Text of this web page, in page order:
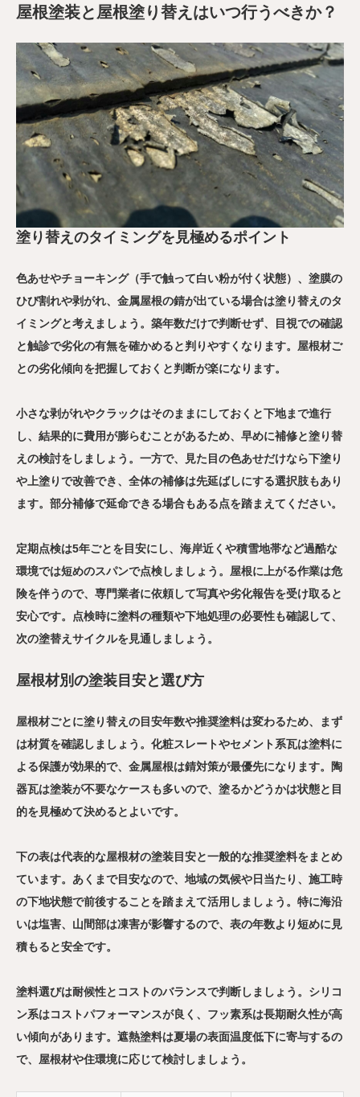
屋根塗装と屋根塗り替えはいつ行うべきか？
塗り替えのタイミングを見極めるポイント
色あせやチョーキング（手で触って白い粉が付く状態）、塗膜の
ひび割れや剥がれ、金属屋根の錆が出ている場合は塗り替えのタ
イミングと考えましょう。築年数だけで判断せず、目視での確認
と触診で劣化の有無を確かめると判りやすくなります。屋根材ご
との劣化傾向を把握しておくと判断が楽になります。
小さな剥がれやクラックはそのままにしておくと下地まで進行
し、結果的に費用が膨らむことがあるため、早めに補修と塗り替
えの検討をしましょう。一方で、見た目の色あせだけなら下塗り
や上塗りで改善でき、全体の補修は先延ばしにする選択肢もあり
ます。部分補修で延命できる場合もある点を踏まえてください。
定期点検は5年ごとを目安にし、海岸近くや積雪地帯など過酷な
環境では短めのスパンで点検しましょう。屋根に上がる作業は危
険を伴うので、専門業者に依頼して写真や劣化報告を受け取ると
安心です。点検時に塗料の種類や下地処理の必要性も確認して、
次の塗替えサイクルを見通しましょう。
屋根材別の塗装目安と選び方
屋根材ごとに塗り替えの目安年数や推奨塗料は変わるため、まず
は材質を確認しましょう。化粧スレートやセメント系瓦は塗料に
よる保護が効果的で、金属屋根は錆対策が最優先になります。陶
器瓦は塗装が不要なケースも多いので、塗るかどうかは状態と目
的を見極めて決めるとよいです。
下の表は代表的な屋根材の塗装目安と一般的な推奨塗料をまとめ
ています。あくまで目安なので、地域の気候や日当たり、施工時
の下地状態で前後することを踏まえて活用しましょう。特に海沿
いは塩害、山間部は凍害が影響するので、表の年数より短めに見
積もると安全です。
塗料選びは耐候性とコストのバランスで判断しましょう。シリコ
ン系はコストパフォーマンスが良く、フッ素系は長期耐久性が高
い傾向があります。遮熱塗料は夏場の表面温度低下に寄与するの
で、屋根材や住環境に応じて検討しましょう。